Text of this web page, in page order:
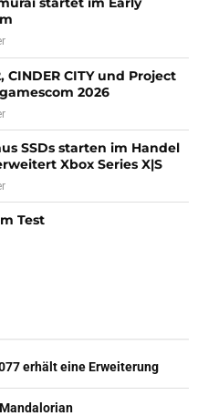
CINDER CITY und Project
2026
SSDs starten im Handel
Xbox Series X|S
Test
erhält eine Erweiterung